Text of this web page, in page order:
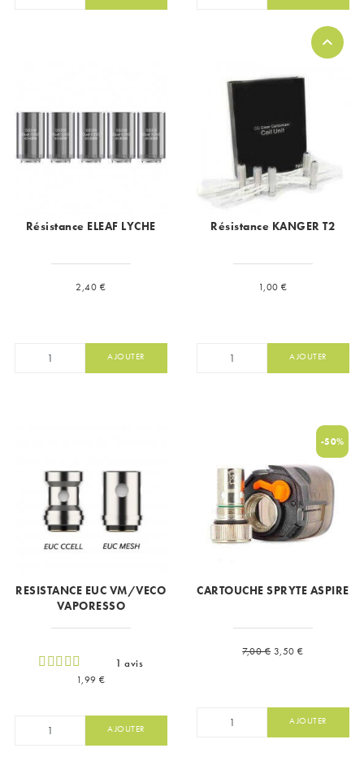
Résistance ELEAF LYCHE
Prix
2,40 €
AJOUTER
Résistance KANGER T2
Prix
1,00 €
AJOUTER
RESISTANCE EUC VM/VECO
VAPORESSO
1 avis
Prix
1,99 €
AJOUTER
-50%
CARTOUCHE SPRYTE ASPIRE
Prix de base
7,00 € Prix
3,50 €
AJOUTER